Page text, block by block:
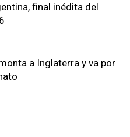
final inédita del
a Inglaterra y va por